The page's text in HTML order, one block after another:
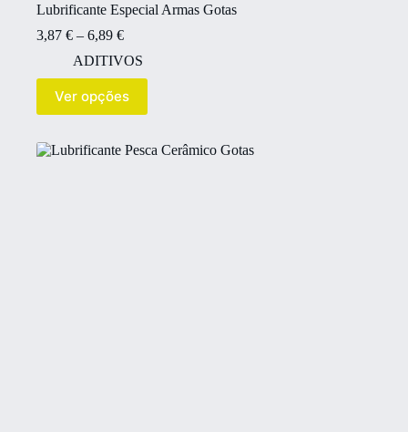
Lubrificante Especial Armas Gotas
3,87 € – 6,89 €
ADITIVOS
Ver opções